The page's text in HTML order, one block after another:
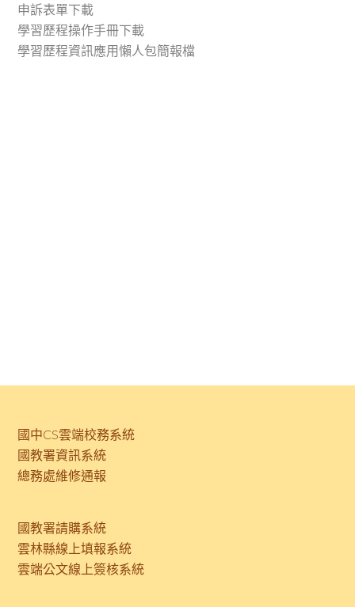
申訴表單下載
學習歷程操作手冊下載
學習歷程資訊應用懶人包簡報檔
國中CS雲端校務系統
國教署資訊系統
總務處維修通報
國教署請購系統
雲林縣線上填報系統
雲端公文線上簽核系統